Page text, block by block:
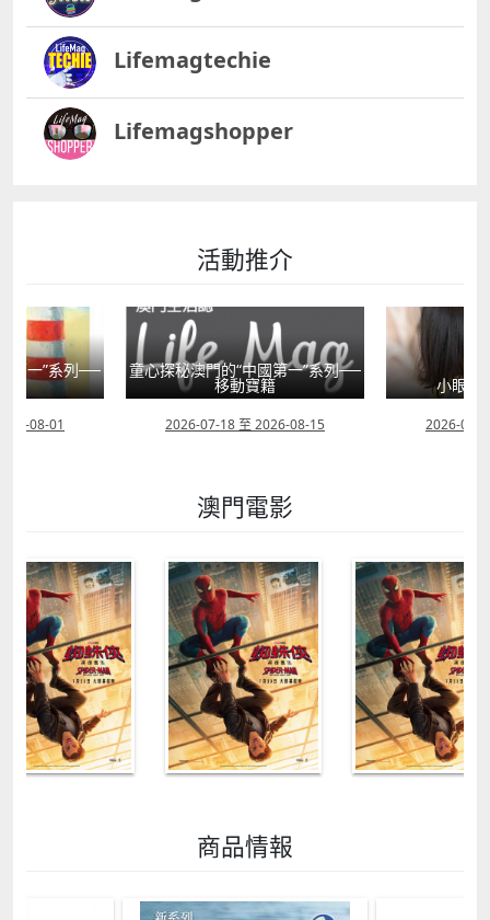
Lifemagtechie
Lifemagshopper
活動推介
第一”系列──
08-01
童心探秘澳門的“中國第一”系列──
移動寶籍
2026-07-18 至 2026-08-15
小眼晴
2026-07-
澳門電影
商品情報